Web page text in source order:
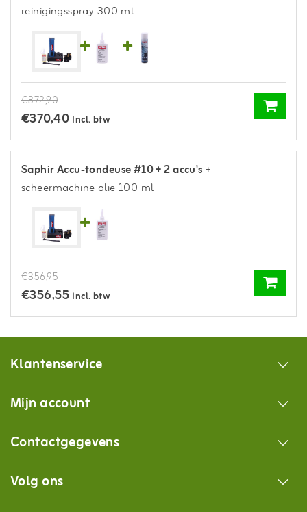
reinigingsspray 300 ml
€372,90
€370,40 Incl. btw
Saphir Accu-tondeuse #10 + 2 accu's+
scheermachine olie 100 ml
€356,95
€356,55 Incl. btw
Klantenservice
Mijn account
Contactgegevens
Volg ons